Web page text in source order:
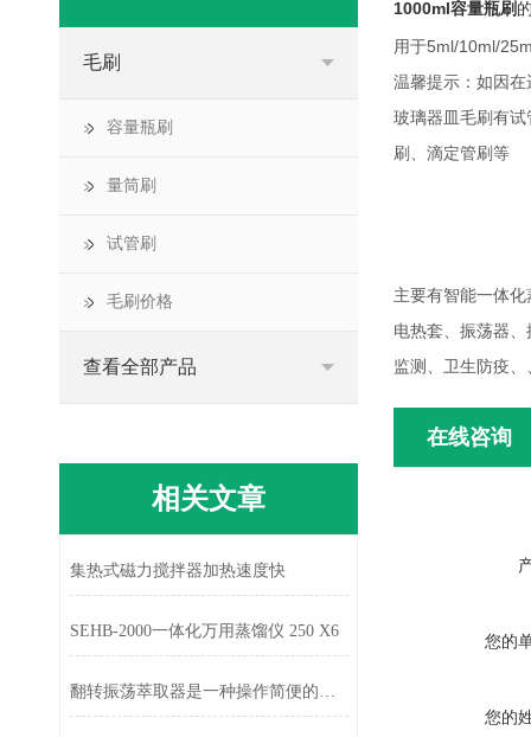
1000ml容量瓶刷
用于5ml/10ml/
温馨提示：如因
玻璃器皿毛刷有
刷、滴定管刷等
主要有智能一体
电热套、振荡器
监测、卫生防疫
在线咨询
您的
您的
毛刷
容量瓶刷
量筒刷
试管刷
毛刷价格
查看全部产品
相关文章
集热式磁力搅拌器加热速度快
SEHB-2000一体化万用蒸馏仪 250 X6
翻转振荡萃取器是一种操作简便的实验室设备